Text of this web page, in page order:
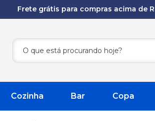
Frete grátis para compras acima de
Cozinha Bar Copa